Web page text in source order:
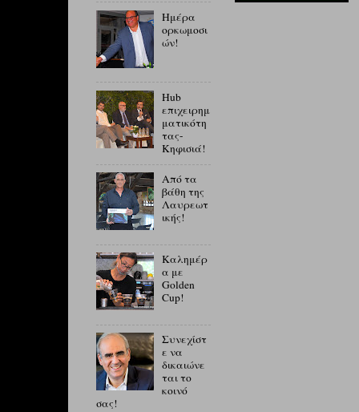
Ημέρα
ορκωμοσι
ών!
Hub
επιχειρημ
ματικότη
τας-
Κηφισιά!
Από τα
βάθη της
Λαυρεωτ
ικής!
Καλημέρ
α με
Golden
Cup!
Συνεχίστ
ε να
δικαιώνε
ται το
κοινό
σας!